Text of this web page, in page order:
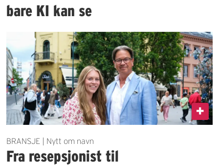
bare KI kan se
BRANSJE | Nytt om navn
Fra resepsjonist til